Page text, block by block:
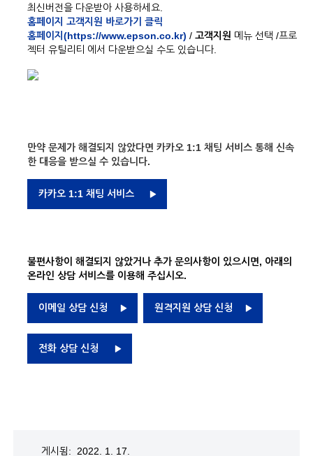
최신버전을 다운받아 사용하세요.
홈페이지 고객지원 바로가기 클릭
홈페이지(https://www.epson.co.kr) / 고객지원 메뉴 선택 /프로
젝터 유틸리티 에서 다운받으실 수도 있습니다.
만약 문제가 해결되지 않았다면 카카오 1:1 채팅 서비스 통해 신속
한 대응을 받으실 수 있습니다.
카카오 1:1 채팅 서비스
불편사항이 해결되지 않았거나 추가 문의사항이 있으시면, 아래의
온라인 상담 서비스를 이용해 주십시오.
이메일 상담 신청 원격지원 상담 신청
전화 상담 신청
게시됨: 2022. 1. 17.